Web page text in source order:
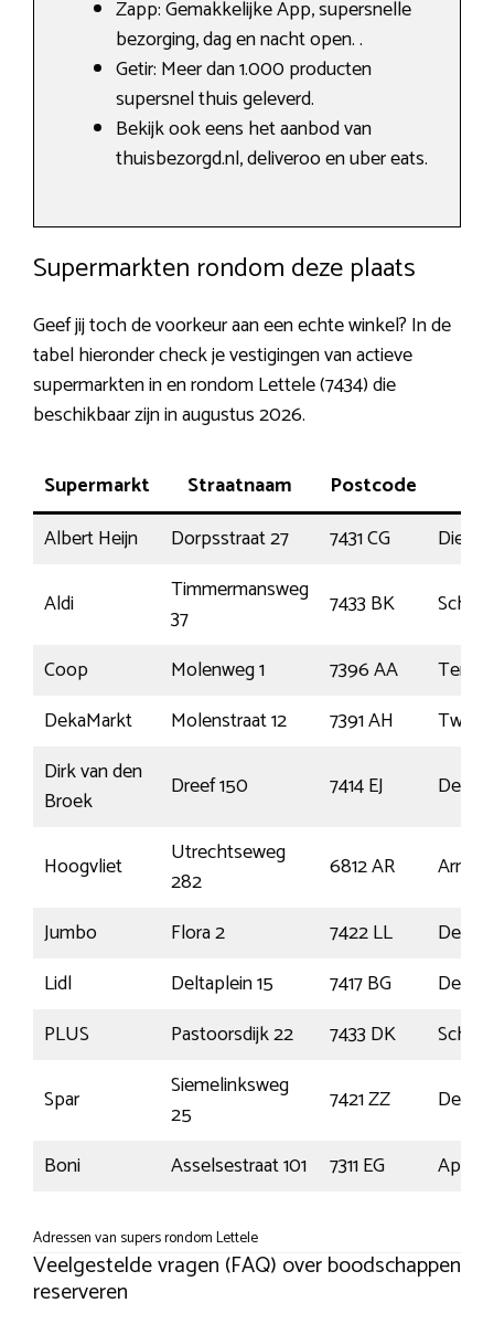
Zapp: Gemakkelijke App, supersnelle
bezorging, dag en nacht open. .
Getir: Meer dan 1.000 producten
supersnel thuis geleverd.
Bekijk ook eens het aanbod van
thuisbezorgd.nl, deliveroo en uber eats.
Supermarkten rondom deze plaats
Geef jij toch de voorkeur aan een echte winkel? In de
tabel hieronder check je vestigingen van actieve
supermarkten in en rondom Lettele (7434) die
beschikbaar zijn in augustus 2026.
Supermarkt Straatnaam Postcode
Albert Heijn
Dorpsstraat 27 7431 CG
Aldi
Timmermansweg
37
7433 BK
Coop
Molenweg 1 7396 AA
DekaMarkt
Molenstraat 12 7391 AH
Twello
Dirk van den
Broek
Dreef 150 7414 EJ
Hoogvliet
Utrechtseweg
282
6812 AR
Jumbo
Flora 2 7422 LL
Lidl
Deltaplein 15 7417 BG
PLUS
Pastoorsdijk 22 7433 DK
Spar
Siemelinksweg
25
7421 ZZ
Boni
Asselsestraat 101 7311 EG
Adressen van supers rondom Lettele
Veelgestelde vragen (FAQ) over boodschappen
reserveren